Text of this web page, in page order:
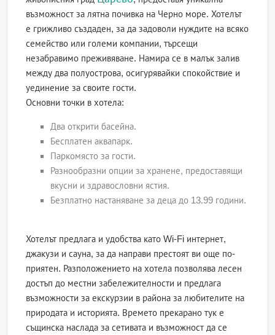
възможност за лятна почивка на Черно море. Хотелът
е грижливо създаден, за да задоволи нуждите на всяко
семейство или големи компании, търсещи
незабравимо преживяване. Намира се в малък залив
между два полуострова, осигурявайки спокойствие и
уединение за своите гости.
Основни точки в хотела:
Два открити басейна.
Бесплатен аквапарк.
Паркомясто за гости.
Разнообразни опции за хранене, предоставящи
вкусни и здравословни ястия.
Безплатно настаняване за деца до 13.99 години.
Хотелът предлага и удобства като Wi-Fi интернет,
джакузи и сауна, за да направи престоят ви още по-
приятен. Разположението на хотела позволява лесен
достъп до местни забележителности и предлага
възможности за екскурзии в района за любителите на
природата и историята. Времето прекарано тук е
същинска наслада за сетивата и възможност да се